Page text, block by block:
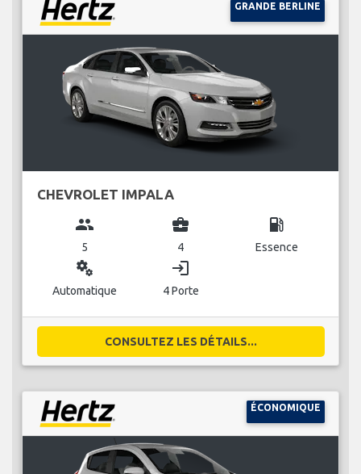
GRANDE BERLINE
CHEVROLET IMPALA
group
5
business_center
4
local_gas_station
Essence
miscellaneous_services
Automatique
login
4 Porte
CONSULTEZ LES DÉTAILS...
ÉCONOMIQUE